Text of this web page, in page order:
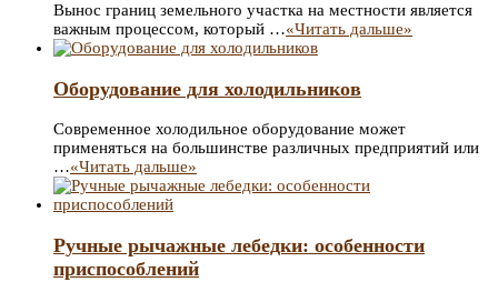
Вынос границ земельного участка на местности является
важным процессом, который …«Читать дальше»
Оборудование для холодильников
Современное холодильное оборудование может
применяться на большинстве различных предприятий или
…«Читать дальше»
Ручные рычажные лебедки: особенности
приспособлений